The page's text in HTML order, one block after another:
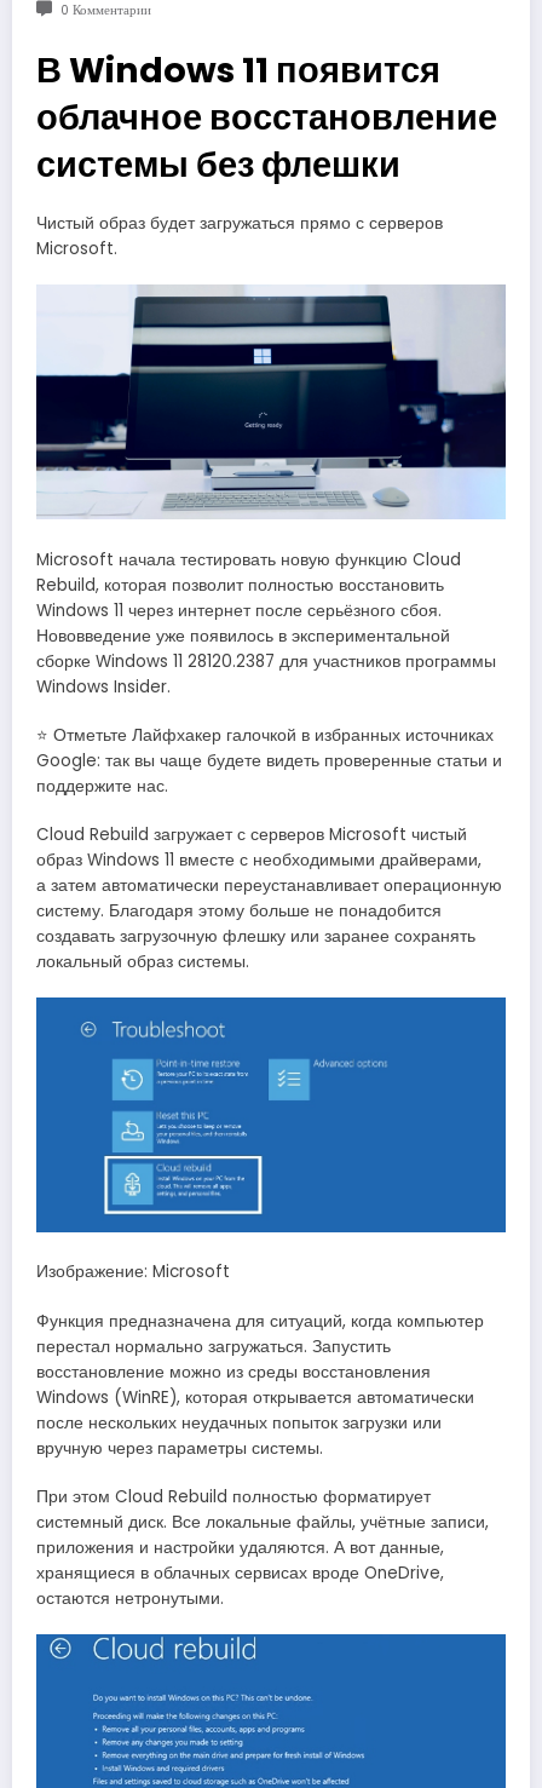
0 Комментарии
В Windows 11 появится
облачное восстановление
системы без флешки
Чистый образ будет загружаться прямо с серверов
Microsoft.
Microsoft начала тестировать новую функцию Cloud
Rebuild, которая позволит полностью восстановить
Windows 11 через интернет после серьёзного сбоя.
Нововведение уже появилось в экспериментальной
сборке Windows 11 28120.2387 для участников программы
Windows Insider.
⭐ Отметьте Лайфхакер галочкой в избранных источниках
Google: так вы чаще будете видеть проверенные статьи и
поддержите нас.
Cloud Rebuild загружает с серверов Microsoft чистый
образ Windows 11 вместе с необходимыми драйверами,
а затем автоматически переустанавливает операционную
систему. Благодаря этому больше не понадобится
создавать загрузочную флешку или заранее сохранять
локальный образ системы.
Изображение: Microsoft
Функция предназначена для ситуаций, когда компьютер
перестал нормально загружаться. Запустить
восстановление можно из среды восстановления
Windows (WinRE), которая открывается автоматически
после нескольких неудачных попыток загрузки или
вручную через параметры системы.
При этом Cloud Rebuild полностью форматирует
системный диск. Все локальные файлы, учётные записи,
приложения и настройки удаляются. А вот данные,
хранящиеся в облачных сервисах вроде OneDrive,
остаются нетронутыми.